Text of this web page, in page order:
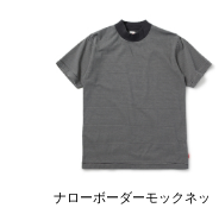
ナローボーダーモックネッ